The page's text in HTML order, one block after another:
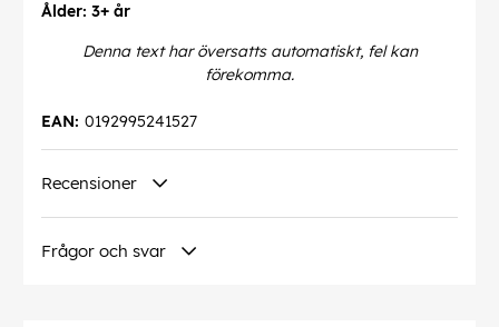
Ålder: 3+ år
Denna text har översatts automatiskt, fel kan
förekomma.
0192995241527
EAN:
Recensioner
Frågor och svar